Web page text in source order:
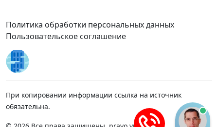
Политика обработки персональных данных
Пользовательское соглашение
При копировании информации ссылка на источник
обязательна.